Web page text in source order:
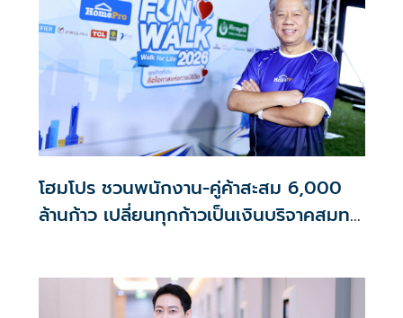
โฮมโปร ชวนพนักงาน-คู่ค้าสะสม 6,000
ล้านก้าว เปลี่ยนทุกก้าวเป็นเงินบริจาคสมทบ